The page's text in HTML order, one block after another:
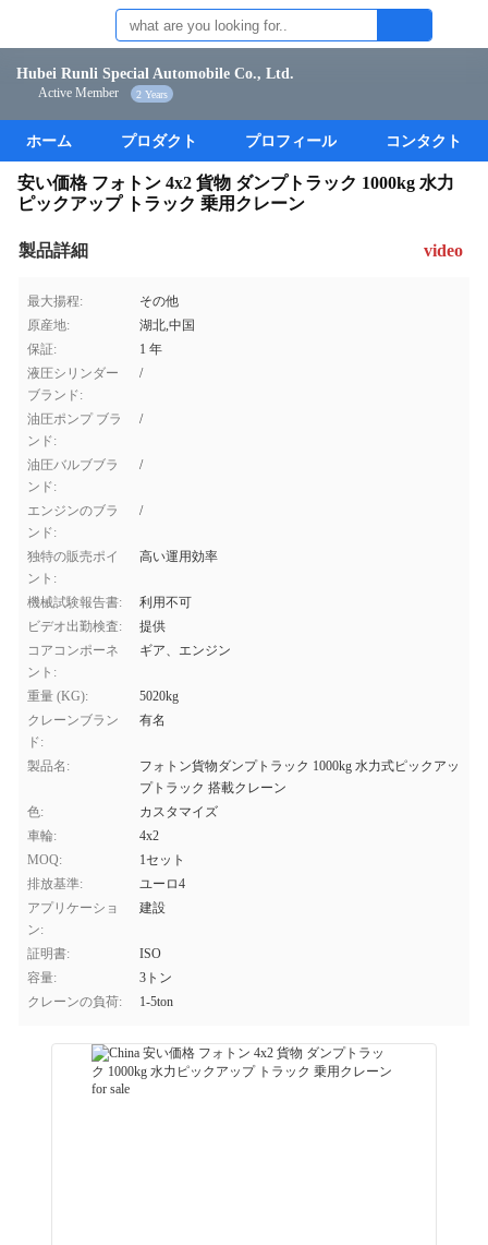
Hubei Runli Special Automobile Co., Ltd.
Active Member 2 Years
ホーム プロダクト プロフィール コンタクト
安い価格 フォトン 4x2 貨物 ダンプトラック 1000kg 水力
ピックアップ トラック 乗用クレーン
製品詳細 video
最大揚程:
その他
原産地:
湖北,中国
保証:
1 年
液圧シリンダー
ブランド:
/
油圧ポンプ ブラ
ンド:
/
油圧バルブブラ
ンド:
/
エンジンのブラ
ンド:
/
独特の販売ポイ
ント:
高い運用効率
機械試験報告書:
利用不可
ビデオ出勤検査:
提供
コアコンポーネ
ント:
ギア、エンジン
重量 (KG):
5020kg
クレーンブラン
ド:
有名
製品名:
フォトン貨物ダンプトラック 1000kg 水力式ピックアッ
プトラック 搭載クレーン
色:
カスタマイズ
車輪:
4x2
MOQ:
1セット
排放基準:
ユーロ4
アプリケーショ
ン:
建設
証明書:
ISO
容量:
3トン
クレーンの負荷:
1-5ton